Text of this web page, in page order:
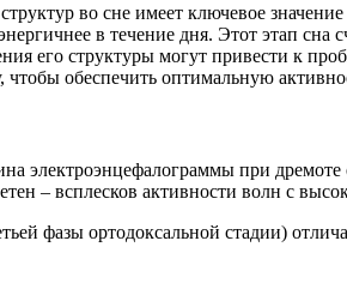
во сне имеет ключевое
в течение дня. Этот этап
его структуры могут привести к
чтобы обеспечить оптимальную
электроэнцефалограммы при
– всплесков активности волн с
фазы ортодоксальной стадии)